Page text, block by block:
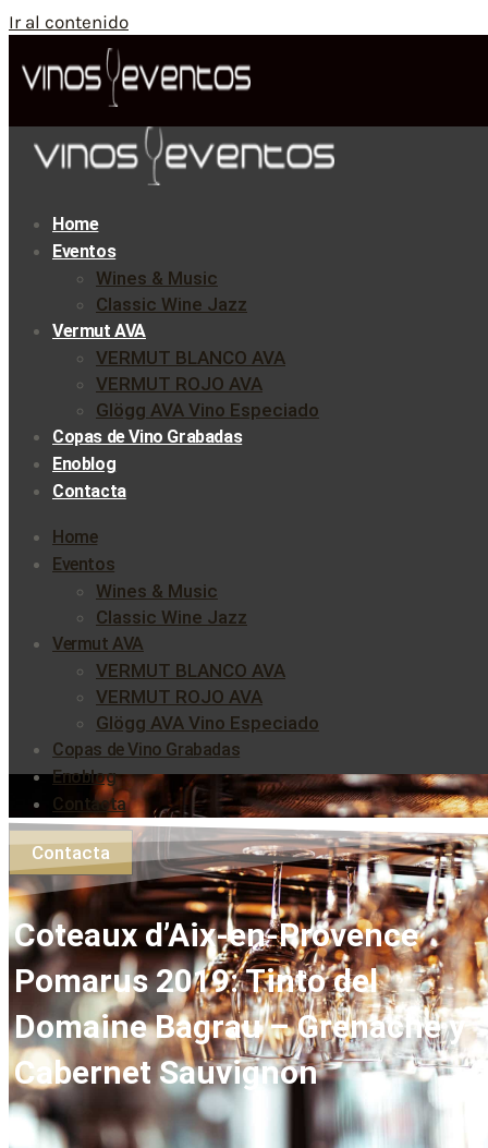
Ir al contenido
Home
Eventos
Wines & Music
Classic Wine Jazz
Vermut AVA
VERMUT BLANCO AVA
VERMUT ROJO AVA
Glögg AVA Vino Especiado
Copas de Vino Grabadas
Enoblog
Contacta
Home
Eventos
Wines & Music
Classic Wine Jazz
Vermut AVA
VERMUT BLANCO AVA
VERMUT ROJO AVA
Glögg AVA Vino Especiado
Copas de Vino Grabadas
Enoblog
Contacta
Contacta
Coteaux d’Aix-en-Provence
Pomarus 2019: Tinto del
Domaine Bagrau – Grenache y
Cabernet Sauvignon